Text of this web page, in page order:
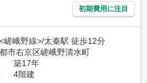
初期費用に注目
嵯峨野線>/太秦駅 徒歩12分
市右京区嵯峨野清水町
築17年
4階建